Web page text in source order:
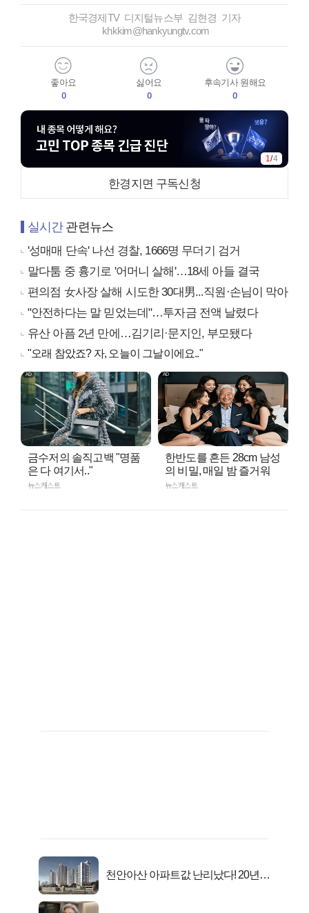
한국경제TV 디지털뉴스부 김현경 기자
khkkim@hankyungtv.com
좋아요
0
싫어요
0
후속기사 원해요
0
1 /4
한경지면 구독신청
실시간관련뉴스
'성매매 단속' 나선 경찰, 1666명 무더기 검거
말다툼 중 흉기로 '어머니 살해'…18세 아들 결국
편의점 女사장 살해 시도한 30대男...직원·손님이 막아
"안전하다는 말 믿었는데"…투자금 전액 날렸다
유산 아픔 2년 만에…김기리·문지인, 부모됐다
"오래 참았죠? 자, 오늘이 그날이에요.."
금수저의 솔직고백 "명품
은 다 여기서.."
뉴스캐스트
한반도를 흔든 28cm 남성
의 비밀, 매일 밤 즐거워
뉴스캐스트
천안아산 아파트값 난리났다! 20년